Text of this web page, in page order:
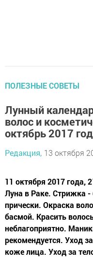
ПОЛЕЗНЫЕ СОВЕТЫ
Лунный
волос и
октябрь 2017
Редакция, 13 октября
11 октября 2017
Луна в Раке. Стрижка -
прически. Окраска
басмой. Красить
неблагоприятно.
рекомендуется. Уход
коже лица. Уход за